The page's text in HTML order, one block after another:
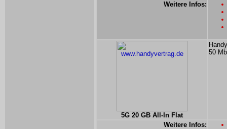
Weitere Infos:
5G 20 GB All-In Flat
50
Weitere Infos: